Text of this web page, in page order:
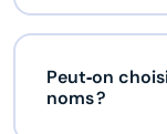
Peut‑on
noms ?